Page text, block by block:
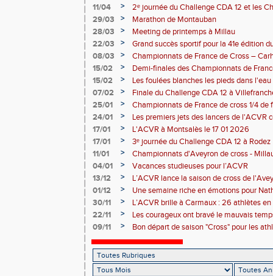
11/04
>
2ᵉ journée du Challenge CDA 12 et les
29/03
>
Marathon de Montauban
28/03
>
Meeting de printemps à Millau
22/03
>
Grand succès sportif pour la 41e édition
malgré un problème côté randonnée
08/03 >
Championnats de France de Cross –
15/02
>
Demi-finales des Championnats de
15/02
>
Les foulées blanches les pieds dans
performances individuelles
07/02 >
Finale du Challenge CDA 12 à
25/01
>
Championnats de France de cross 1/4
la-Grave 25 01 2026
24/01 >
Les premiers jets des lancers de l'ACVR
Rodez
17/01 >
L'ACVR à Montsalès le 17 01 2026
17/01
>
3ᵉ journée du Challenge CDA 12 à Rodez
11/01
>
Championnats d'Aveyron de cross -
04/01
>
Vacances studieuses pour l’ACVR
13/12
>
L’ACVR lance la saison de cross de
01/12
>
Une semaine riche en émotions pour
de l’ACVR
30/11 >
L’ACVR brille à Carmaux : 26 athlètes
country international Hubert André
22/11 >
Les courageux ont bravé le mauvais
09/11
>
Bon départ de saison "Cross" pour les